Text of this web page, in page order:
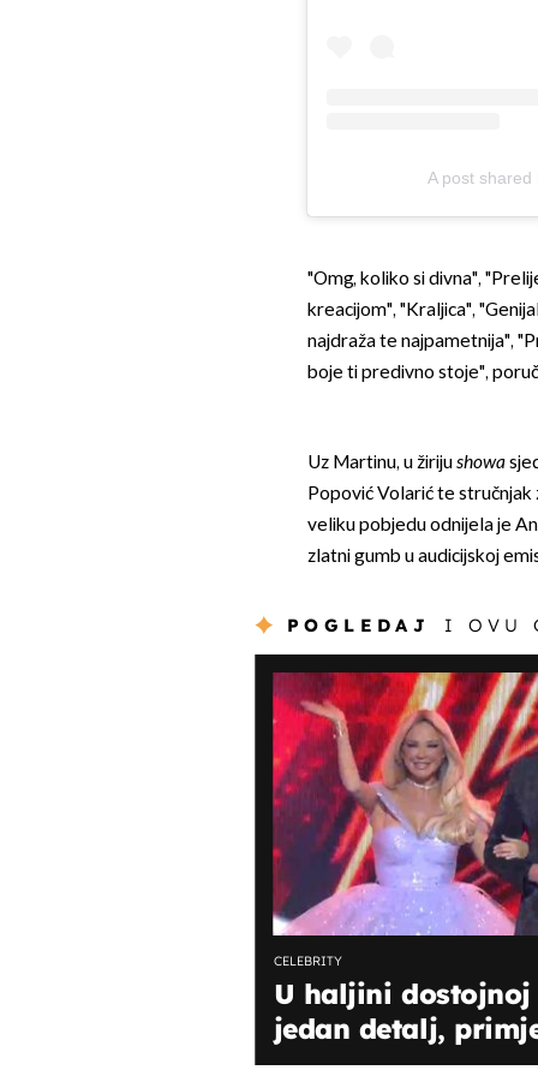
A post
"Omg, koliko si divna",
kreacijom", "Kraljica",
najdraža te najpametnija",
boje ti predivno stoje",
Uz Martinu, u žirijushowa
Popović Volarić te stručnjak
veliku pobjedu odnijela je
zlatni gumb u audicijskoj
POGLEDAJ I OVU
CELEBRITY
U haljini
jedan detalj,